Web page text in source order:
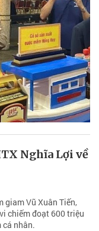
Nghĩa Lợi về
giam Vũ Xuân Tiến,
chiếm đoạt 600 triệu
nhân.